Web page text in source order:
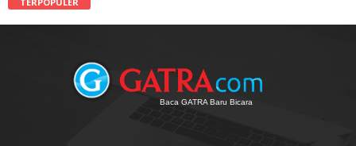
Baca GATRA Baru Bicara